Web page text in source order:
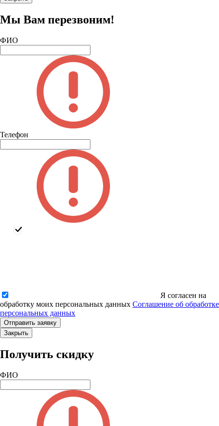
Мы Вам перезвоним!
ФИО
Телефон
Я согласен на
обработку моих персональных данных Соглашение об обработке
персональных данных
Закрыть
Получить скидку
ФИО